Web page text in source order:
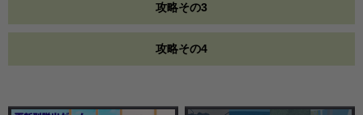
攻略その3
攻略その4